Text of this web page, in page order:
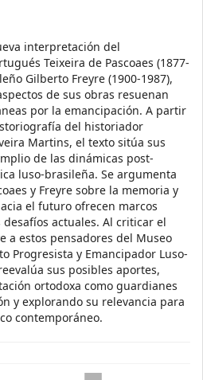
interpretación del
Teixeira de Pascoaes (1877-
Gilberto Freyre (1900-1987),
de sus obras resuenan
por la emancipación. A partir
del historiador
Martins, el texto sitúa sus
de las dinámicas post-
luso-brasileña. Se argumenta
y Freyre sobre la memoria y
el futuro ofrecen marcos
actuales. Al criticar el
a estos pensadores del Museo
Progresista y Emancipador Luso-
sus posibles aportes,
ortodoxa como guardianes
y explorando su relevancia para
contemporáneo.